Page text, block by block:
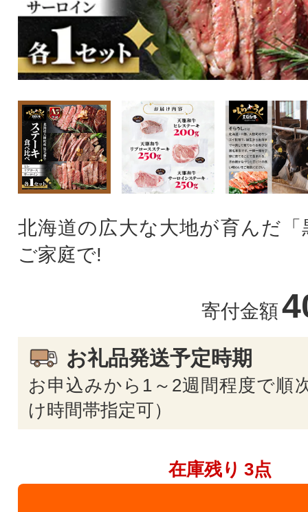
北海道の広大な大地が育んだ「
ご家庭で!
寄付金額
お礼品発送予定時期
お申込みから1～2週間程度で順
け時間帯指定可）
在庫残り 3点